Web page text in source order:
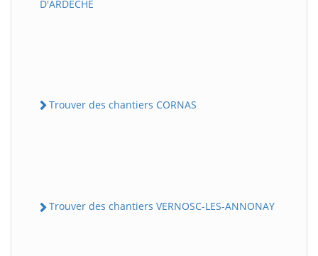
D'ARDECHE
Trouver des chantiers CORNAS
Trouver des chantiers VERNOSC-LES-ANNONAY